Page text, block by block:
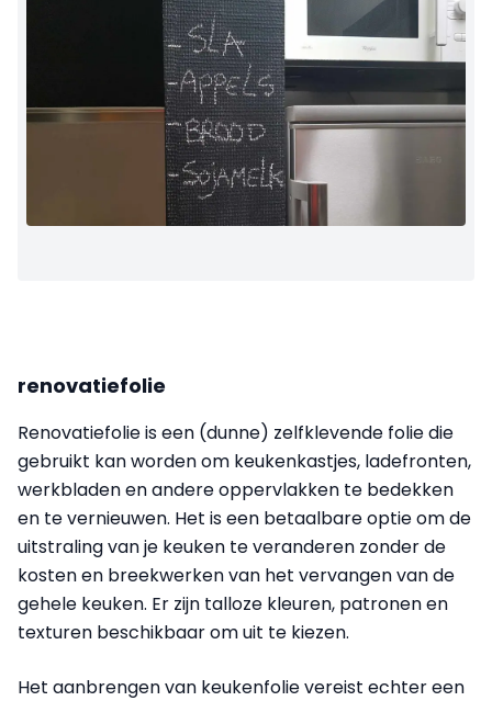
renovatiefolie
Renovatiefolie is een (dunne) zelfklevende folie die
gebruikt kan worden om keukenkastjes, ladefronten,
werkbladen en andere oppervlakken te bedekken
en te vernieuwen. Het is een betaalbare optie om de
uitstraling van je keuken te veranderen zonder de
kosten en breekwerken van het vervangen van de
gehele keuken. Er zijn talloze kleuren, patronen en
texturen beschikbaar om uit te kiezen.
Het aanbrengen van keukenfolie vereist echter een